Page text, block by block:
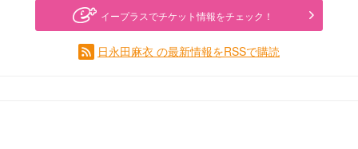
イープラスでチケット情報をチェック！
日永田麻衣 の最新情報をRSSで購読